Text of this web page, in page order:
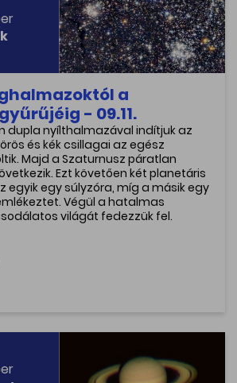
a
- 09.11.
dupla nyílthalmazával indítjuk az
és kék csillagai az egész
Majd a Szaturnusz páratlan
Ezt követően két planetáris
egyik egy súlyzóra, míg a másik egy
Végül a hatalmas
világát fedezzük fel.